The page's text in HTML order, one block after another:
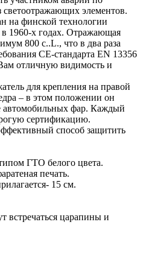
элементов.
на финской технологии
в 1960-х годах. Отражающая
800 c..L., что в два раза
СЕ-стандарта EN 13356
отличную видимость и
для крепления на правой
– в этом положении он
автомобильных фар. Каждый
сертификацию.
способ защитить
ГТО белого цвета.
печать.
15 см.
встречаться царапины и